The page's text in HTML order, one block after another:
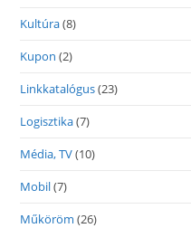
Kultúra(8)
Kupon (2)
Linkkatalógus(23)
Logisztika(7)
Média, TV(10)
Mobil(7)
Műköröm (26)